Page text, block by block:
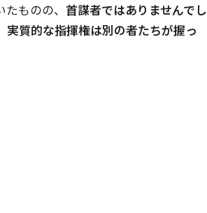
ものの、 首謀者ではありませんでし
実質的な指揮権は別の者たちが握っ